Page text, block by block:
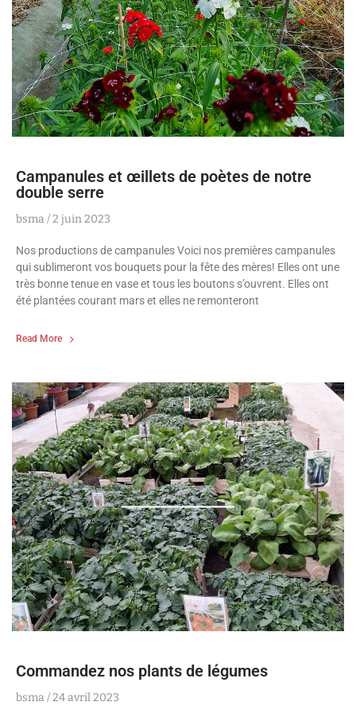
Campanules et œillets de poètes de notre
double serre
bsma 2 juin 2023
Nos productions de campanules Voici nos premières campanules
qui sublimeront vos bouquets pour la fête des mères! Elles ont une
très bonne tenue en vase et tous les boutons s’ouvrent. Elles ont
été plantées courant mars et elles ne remonteront
Read More
Commandez nos plants de légumes
bsma 24 avril 2023